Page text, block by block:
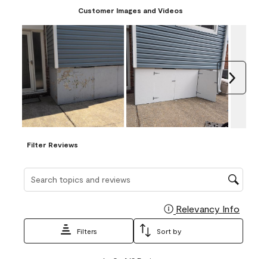
Customer Images and Videos
Filter Reviews
Relevancy Info
Filters Sort by